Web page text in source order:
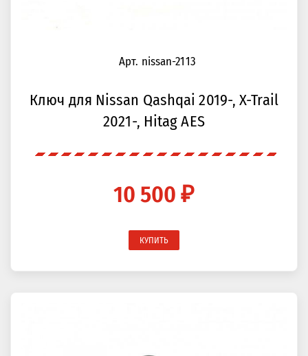
Арт. nissan-2113
Ключ для Nissan Qashqai 2019-, X-Trail
2021-, Hitag AES
10 500 ₽
КУПИТЬ